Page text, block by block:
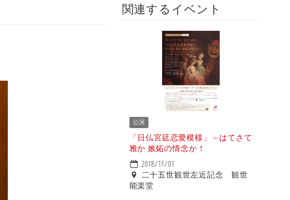
関連するイベント
公演
「日仏宮廷恋愛模様」－はてさて
雅か 嫉妬の情念か！
2018/11/01
二十五世観世左近記念 観世
能楽堂